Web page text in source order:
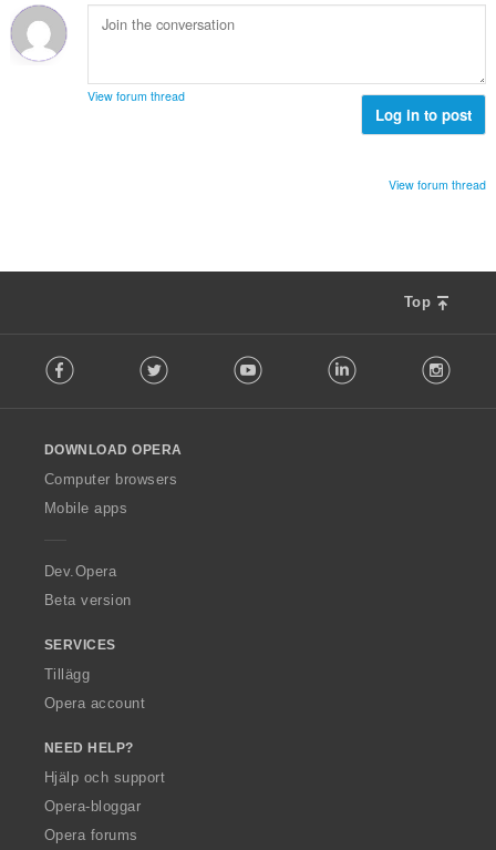
View forum thread
Log in to post
View forum thread
Top
o
w
O
p
a
Facebook Twitter Youtube LinkedIn
DOWNLOAD OPERA
Computer browsers
Mobile apps
Dev.Opera
Beta version
SERVICES
Tillägg
Opera account
NEED HELP?
Hjälp och support
Opera-bloggar
Opera forums